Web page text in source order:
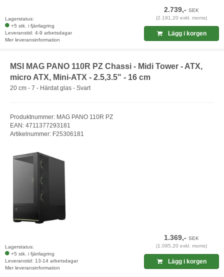
Lagerstatus:
+5 stk. i fjärrlagring
Leveranstid: 4-9 arbetsdagar
Mer leveransinformation
2.739,-SEK
(2.191,20 exkl. moms)
Lägg i korgen
MSI MAG PANO 110R PZ Chassi - Midi Tower - ATX,
micro ATX, Mini-ATX - 2.5,3.5" - 16 cm
20 cm - 7 - Härdat glas - Svart
Produktnummer: MAG PANO 110R PZ
EAN: 4711377293181
Artikelnummer: F25306181
Lagerstatus:
+5 stk. i fjärrlagring
Leveranstid: 13-14 arbetsdagar
Mer leveransinformation
1.369,-SEK
(1.095,20 exkl. moms)
Lägg i korgen